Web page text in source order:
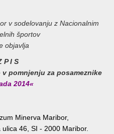
v sodelovanju z Nacionalnim
športov
objavlja
P I S
pomnjenju za posameznike
2014«
Minerva Maribor,
ulica 46, SI - 2000 Maribor.